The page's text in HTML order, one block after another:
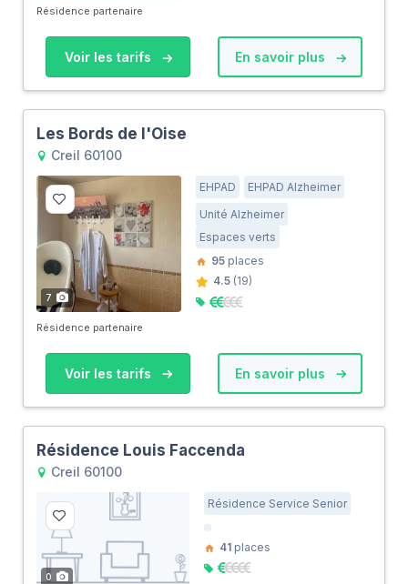
Résidence partenaire
Voir les tarifs En savoir plus
Les Bords de l'Oise
Creil 60100
7
EHPAD
EHPAD Alzheimer
Unité Alzheimer
Espaces verts
95 places
4.5 (19)
Résidence partenaire
Voir les tarifs En savoir plus
Résidence Louis Faccenda
Creil 60100
0
Résidence Service Senior
41 places